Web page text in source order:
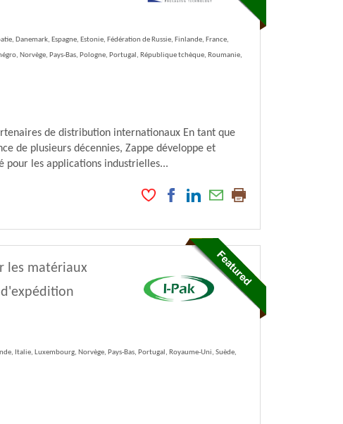
Danemark, Espagne, Estonie, Fédération de Russie, Finlande, France,
Norvège, Pays-Bas, Pologne, Portugal, République tchèque, Roumanie,
de distribution internationaux En tant que
de plusieurs décennies, Zappe développe et
pour les applications industrielles...
les matériaux
Italie, Luxembourg, Norvège, Pays-Bas, Portugal, Royaume-Uni, Suède,